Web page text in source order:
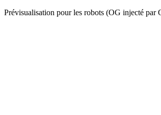
Prévisualisation pour les robots (OG injecté par